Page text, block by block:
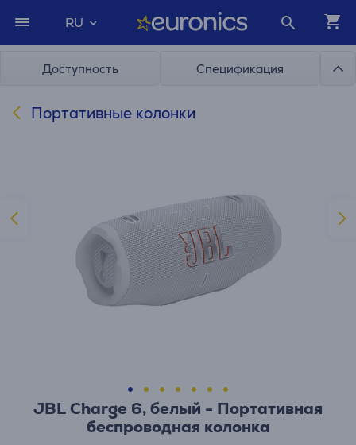
RU
Доступность Спецификация
Портативные колонки
JBL Charge 6, белый - Портативная
беспроводная колонка